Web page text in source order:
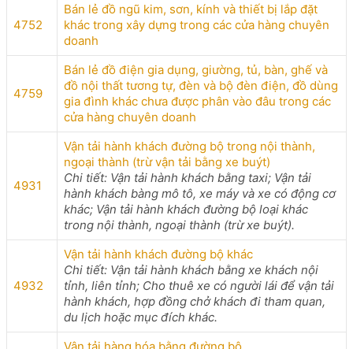
4752
Bán lẻ đồ ngũ kim, sơn, kính và thiết bị lắp đặt
khác trong xây dựng trong các cửa hàng chuyên
doanh
4759
Bán lẻ đồ điện gia dụng, giường, tủ, bàn, ghế và
đồ nội thất tương tự, đèn và bộ đèn điện, đồ dùng
gia đình khác chưa được phân vào đâu trong các
cửa hàng chuyên doanh
4931
Vận tải hành khách đường bộ trong nội thành,
ngoại thành (trừ vận tải bằng xe buýt)
Chi tiết: Vận tải hành khách bằng taxi; Vận tải
hành khách bàng mô tô, xe máy và xe có động cơ
khác; Vận tải hành khách đường bộ loại khác
trong nội thành, ngoại thành (trừ xe buýt).
4932
Vận tải hành khách đường bộ khác
Chi tiết: Vận tải hành khách bằng xe khách nội
tỉnh, liên tỉnh; Cho thuê xe có người lái để vận tải
hành khách, hợp đồng chở khách đi tham quan,
du lịch hoặc mục đích khác.
Vận tải hàng hóa bằng đường bộ